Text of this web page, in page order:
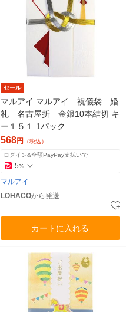
セール
マルアイ マルアイ 祝儀袋 婚
礼 名古屋折 金銀10本結切 キ
ー１５１ 1パック
568円 （税込）
ログイン&全額PayPay支払いで
5%
マルアイ
LOHACOから発送
カートに入れる